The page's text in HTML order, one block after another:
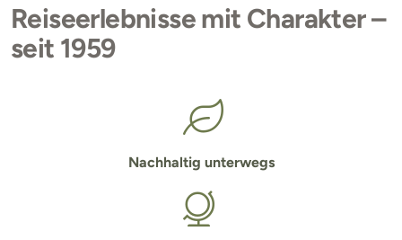
Reiseerlebnisse mit Charakter –
seit 1959
Nachhaltig unterwegs